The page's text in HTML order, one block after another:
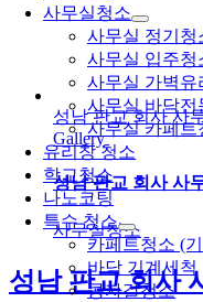
사무실청소
사무실 정기청
사무실 입주청
사무실 가벽유
사무실 바닥전
사무실 카페트
유리창 청소
학교청소
나노코팅
특수 청소
카페트청소 (
바닥 기계세척
콩자갈청소
성남 판교 회사 사
Gallery
성남 판교 회사 사
사무실청소
성남 판교 회사